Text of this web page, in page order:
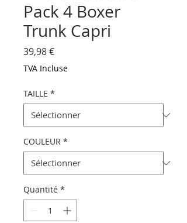
Pack 4 Boxer
Trunk Capri
39,98 €Prix
TVA Incluse
TAILLE *
COULEUR *
Quantité *